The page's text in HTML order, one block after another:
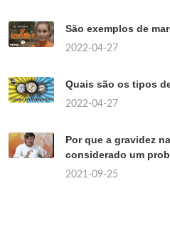
São exemplos de
2022-04-27
Quais são os tipos
2022-04-27
Por que a gravidez
considerado um
2021-09-25